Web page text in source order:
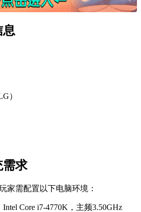
息
）
需求
家需配置以下电脑环境：
Intel Core i7-4770K，主频3.50GHz